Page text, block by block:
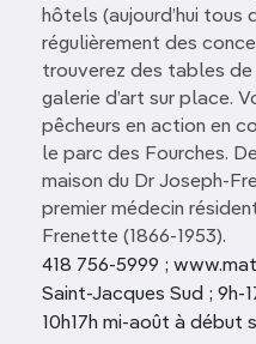
hôtels (aujourd’hui tous
régulièrement des
trouverez des tables
galerie d’art sur place.
pêcheurs en action en
le parc des Fourches.
maison du Dr Joseph-
premier médecin
Frenette (1866-1953).
418 756-5999 ;
Saint-Jacques Sud ; 9h-
10h17h mi-août à début